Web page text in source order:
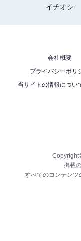
イチオシ
会社概要
プライバシーポリ
当サイトの情報につい
掲載
すべてのコンテンツ